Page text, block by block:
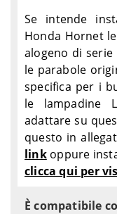
Se intende
Honda Hornet
alogeno di serie
le parabole
specifica per i
le lampadine
adattare su
questo in
linkoppure
clicca qui per
È compatibile